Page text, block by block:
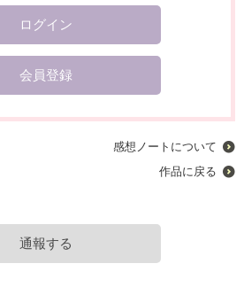
ログイン
会員登録
感想ノートについて
作品に戻る
通報する